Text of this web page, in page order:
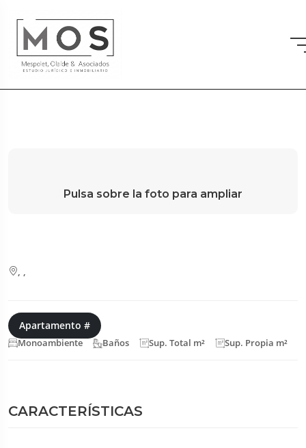
Pulsa sobre la foto para ampliar
Apartamento #
Monoambiente Baños Sup. Total m² Sup. Propia m²
CARACTERÍSTICAS